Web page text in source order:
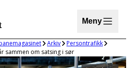
Meny
Arkiv
Persontrafikk
sammen om satsing i sør